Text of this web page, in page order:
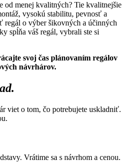
od menej kvalitných? Tie kvalitnejšie
vysokú stabilitu, pevnosť a
regál o výber šikovných a účinných
spĺňa váš regál, vybrali ste si
svoj čas plánovaním regálov
návrhárov.
viet o tom, čo potrebujete uskladniť.
Vrátime sa s návrhom a cenou.